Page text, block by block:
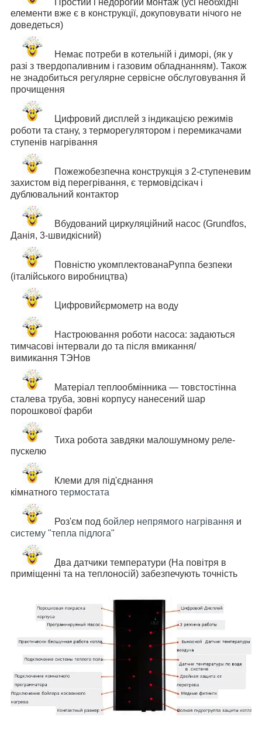
елементи вже є в конструкції, докуповувати нічого не
доведеться)
Немає потреби в котельній і диморі, (як у
разі з твердопаливним і газовим обладнанням). Також
не знадобиться регулярне сервісне обслуговування й
прочищення
Цифровий дисплей з індикацією режимів
роботи та стану, з терморегулятором і перемикачами
ступенів нагрівання
Пожежобезпечна конструкція з 2-ступеневим
захистом від перегрівання, є термовідсікач і
дублювальний контактор
Вбудований циркуляційний насос (Grundfos,
Данія, 3-швидкісний)
Повністю укомплектованаРуппа безпеки
(італійського виробництва)
Цифровийєрмометр на воду
Настроювання роботи насоса: задаються
тимчасові інтервали до та після вмикання/
вимикання ТЭНов
Матеріал теплообмінника — товстостінна
сталева труба, зовні корпусу нанесений шар
порошкової фарби
Тиха робота завдяки малошумному реле-
пускелю
Клеми для під'єднання
кімнатного термостата
Роз'єм под бойлер непрямого нагрівання и
систему "тепла підлога"
Два датчики температури (На повітря в
приміщенні та на теплоносій) забезпечують точність